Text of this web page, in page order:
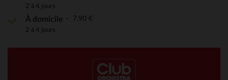
2 à 4 jours
À domicile 7,90 €
2 à 4 jours